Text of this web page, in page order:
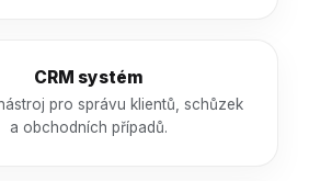
CRM systém
pro správu klientů, schůzek
a obchodních případů.